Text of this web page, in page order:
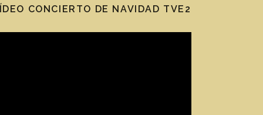
CONCIERTO DE NAVIDAD TVE2